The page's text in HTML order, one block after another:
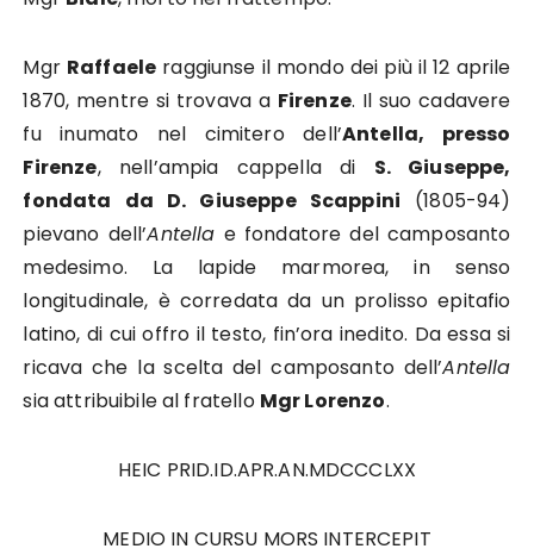
Mgr Raffaele raggiunse il mondo dei più il 12 aprile
1870, mentre si trovava a Firenze. Il suo cadavere
fu inumato nel cimitero dell’Antella, presso
Firenze, nell’ampia cappella di S. Giuseppe,
fondata da D. Giuseppe Scappini (1805-94)
pievano dell’Antella e fondatore del camposanto
medesimo. La lapide marmorea, in senso
longitudinale, è corredata da un prolisso epitafio
latino, di cui offro il testo, fin’ora inedito. Da essa si
ricava che la scelta del camposanto dell’Antella
sia attribuibile al fratello Mgr Lorenzo.
HEIC PRID.ID.APR.AN.MDCCCLXX
MEDIO IN CURSU MORS INTERCEPIT